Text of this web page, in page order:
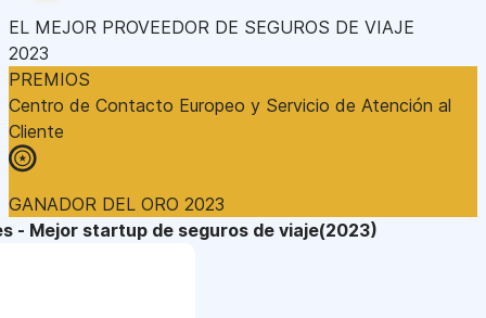
EL MEJOR PROVEEDOR DE SEGUROS DE VIAJE
2023
PREMIOS
Centro de Contacto Europeo y Servicio de Atención al
Cliente
GANADOR DEL ORO 2023
- Mejor startup de seguros de viaje(2023)